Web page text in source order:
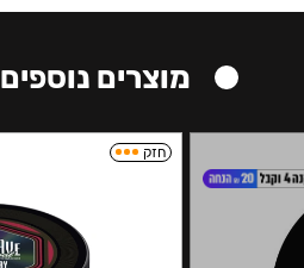
מוצרים נוספים
חזק